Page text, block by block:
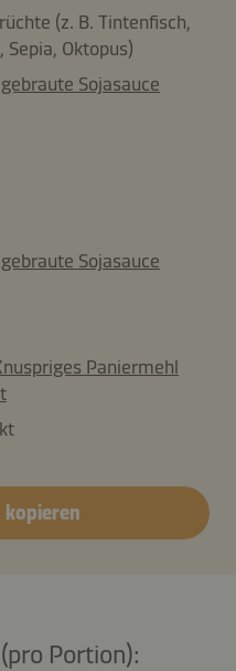
(z. B. Tintenfisch,
Sepia, Oktopus)
Sojasauce
Sojasauce
Paniermehl
kopieren
Portion):